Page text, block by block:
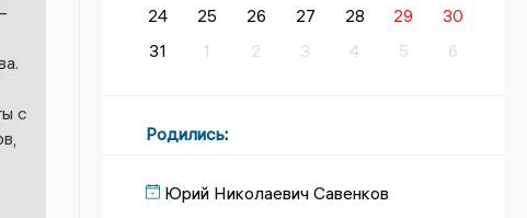
с
24
25 26 27 28 29
30
31
1 2 3 4 5 6
Родились:
Юрий Николаевич Савенков